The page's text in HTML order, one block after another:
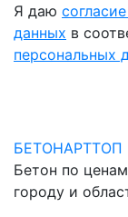
Я даю
данных в
персональных
БЕТОНАРТТОП
Бетон по
городу и